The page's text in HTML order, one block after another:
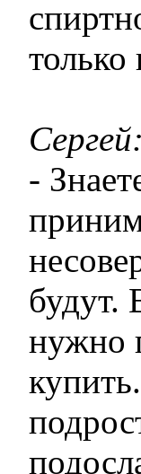
Сергей:
-
будут.
нужно